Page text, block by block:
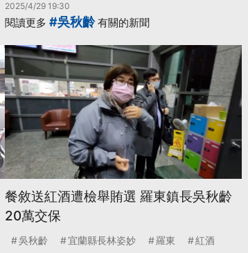
2025/4/29 19:30
閱讀更多 #吳秋齡有關的新聞
餐敘送紅酒遭檢舉賄選 羅東鎮長吳秋齡
20萬交保
吳秋齡 宜蘭縣長林姿妙 羅東 紅酒